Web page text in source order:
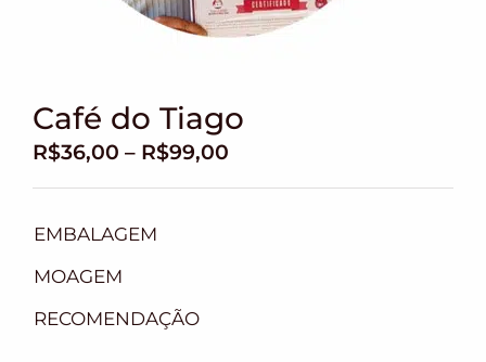
Café do Tiago
R$36,00 – R$99,00
EMBALAGEM
MOAGEM
RECOMENDAÇÃO